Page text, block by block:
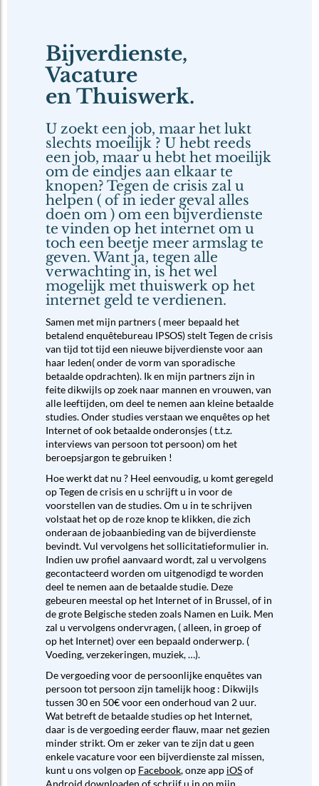
Bijverdienste,
Vacature
en Thuiswerk.
U zoekt een job, maar het lukt
slechts moeilijk ? U hebt reeds
een job, maar u hebt het moeilijk
om de eindjes aan elkaar te
knopen? Tegen de crisis zal u
helpen ( of in ieder geval alles
doen om ) om een bijverdienste
te vinden op het internet om u
toch een beetje meer armslag te
geven. Want ja, tegen alle
verwachting in, is het wel
mogelijk met thuiswerk op het
internet geld te verdienen.
Samen met mijn partners ( meer bepaald het
betalend enquêtebureau IPSOS) stelt Tegen de crisis
van tijd tot tijd een nieuwe bijverdienste voor aan
haar leden( onder de vorm van sporadische
betaalde opdrachten). Ik en mijn partners zijn in
feite dikwijls op zoek naar mannen en vrouwen, van
alle leeftijden, om deel te nemen aan kleine betaalde
studies. Onder studies verstaan we enquêtes op het
Internet of ook betaalde onderonsjes ( t.t.z.
interviews van persoon tot persoon) om het
beroepsjargon te gebruiken !
Hoe werkt dat nu ? Heel eenvoudig, u komt geregeld
op Tegen de crisis en u schrijft u in voor de
voorstellen van de studies. Om u in te schrijven
volstaat het op de roze knop te klikken, die zich
onderaan de jobaanbieding van de bijverdienste
bevindt. Vul vervolgens het sollicitatieformulier in.
Indien uw profiel aanvaard wordt, zal u vervolgens
gecontacteerd worden om uitgenodigd te worden
deel te nemen aan de betaalde studie. Deze
gebeuren meestal op het Internet of in Brussel, of in
de grote Belgische steden zoals Namen en Luik. Men
zal u vervolgens ondervragen, ( alleen, in groep of
op het Internet) over een bepaald onderwerp. (
Voeding, verzekeringen, muziek, …).
De vergoeding voor de persoonlijke enquêtes van
persoon tot persoon zijn tamelijk hoog : Dikwijls
tussen 30 en 50€ voor een onderhoud van 2 uur.
Wat betreft de betaalde studies op het Internet,
daar is de vergoeding eerder flauw, maar net gezien
minder strikt. Om er zeker van te zijn dat u geen
enkele vacature voor een bijverdienste zal missen,
kunt u ons volgen op Facebook, onze app iOSof